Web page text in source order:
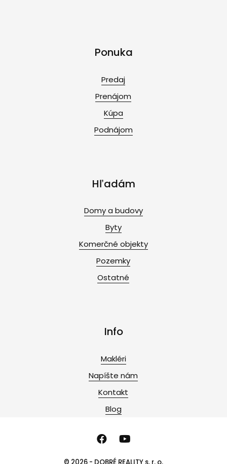
Ponuka
Predaj
Prenájom
Kúpa
Podnájom
Hľadám
Domy a budovy
Byty
Komerčné objekty
Pozemky
Ostatné
Info
Makléri
Napíšte nám
Kontakt
Blog
© 2026 - DOBRÉ REALITY s. r. o.